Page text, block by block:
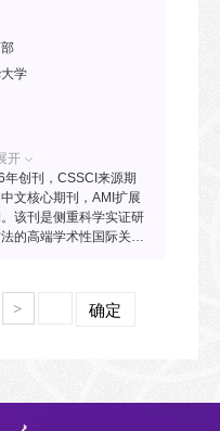
期刊卓越行动计划”高起
项目。已被ESCI、
、Scopus、DOAJ、中国
学
开
年创刊，CSSCI来源期
文核心期刊，AMI扩展
该刊是侧重科学实证研
的高端学术性国际关系
有国际影响力的学术人
向国际传播中国的最新国
> 确定